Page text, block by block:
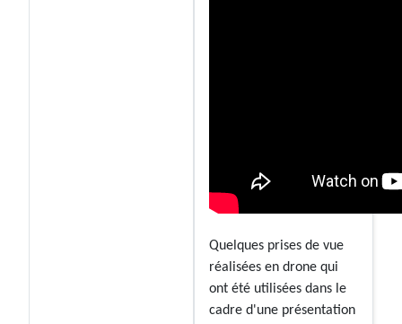
Quelques prises de vue
réalisées en drone qui
ont été utilisées dans le
cadre d'une présentation